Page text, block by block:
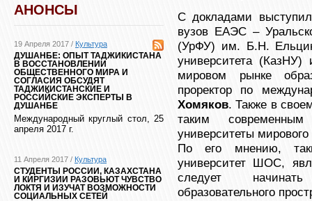
АНОНСЫ
19 Апреля 2017 / Культура
ДУШАНБЕ: ОПЫТ ТАДЖИКИСТАНА
В ВОССТАНОВЛЕНИИ
ОБЩЕСТВЕННОГО МИРА И
СОГЛАСИЯ ОБСУДЯТ
ТАДЖИКИСТАНСКИЕ И
РОССИЙСКИЕ ЭКСПЕРТЫ В
ДУШАНБЕ
Международный круглый стол, 25
апреля 2017 г.
11 Апреля 2017 / Культура
СТУДЕНТЫ РОССИИ, КАЗАХСТАНА
И КИРГИЗИИ РАЗОВЬЮТ ЧУВСТВО
ЛОКТЯ И ИЗУЧАТ ВОЗМОЖНОСТИ
СОЦИАЛЬНЫХ СЕТЕЙ
С докладами
вузов ЕАЭС –
(УрФУ) им. Б.Н.
университета
мировом рынке
проректор по
Хомяков. Также в
таким
университеты
По его мнению,
университет ШОС,
следует
образовательного